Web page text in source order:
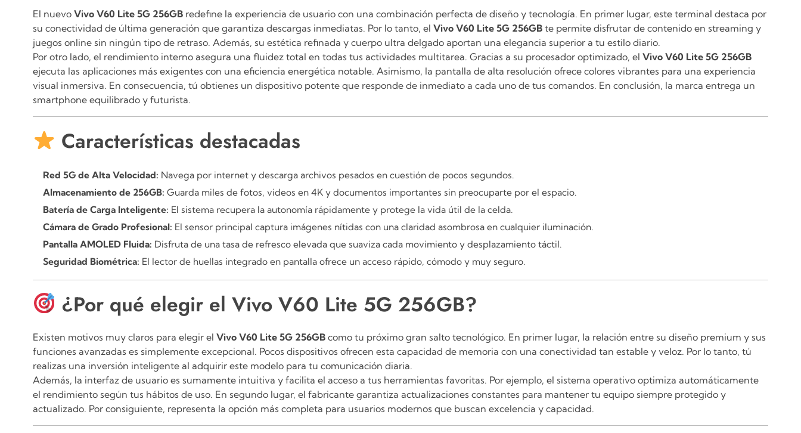
El nuevo Vivo V60 Lite 5G 256GB redefine la experiencia de usuario con una combinación perfecta de diseño y tecnología. En primer lugar, este terminal destaca por
su conectividad de última generación que garantiza descargas inmediatas. Por lo tanto, el Vivo V60 Lite 5G 256GB te permite disfrutar de contenido en streaming y
juegos online sin ningún tipo de retraso. Además, su estética refinada y cuerpo ultra delgado aportan una elegancia superior a tu estilo diario.
Por otro lado, el rendimiento interno asegura una fluidez total en todas tus actividades multitarea. Gracias a su procesador optimizado, el Vivo V60 Lite 5G 256GB
ejecuta las aplicaciones más exigentes con una eficiencia energética notable. Asimismo, la pantalla de alta resolución ofrece colores vibrantes para una experiencia
visual inmersiva. En consecuencia, tú obtienes un dispositivo potente que responde de inmediato a cada uno de tus comandos. En conclusión, la marca entrega un
smartphone equilibrado y futurista.
Características destacadas
Red 5G de Alta Velocidad: Navega por internet y descarga archivos pesados en cuestión de pocos segundos.
Almacenamiento de 256GB: Guarda miles de fotos, videos en 4K y documentos importantes sin preocuparte por el espacio.
Batería de Carga Inteligente: El sistema recupera la autonomía rápidamente y protege la vida útil de la celda.
Cámara de Grado Profesional: El sensor principal captura imágenes nítidas con una claridad asombrosa en cualquier iluminación.
Pantalla AMOLED Fluida: Disfruta de una tasa de refresco elevada que suaviza cada movimiento y desplazamiento táctil.
Seguridad Biométrica: El lector de huellas integrado en pantalla ofrece un acceso rápido, cómodo y muy seguro.
¿Por qué elegir el Vivo V60 Lite 5G 256GB?
Existen motivos muy claros para elegir el Vivo V60 Lite 5G 256GB como tu próximo gran salto tecnológico. En primer lugar, la relación entre su diseño premium y sus
funciones avanzadas es simplemente excepcional. Pocos dispositivos ofrecen esta capacidad de memoria con una conectividad tan estable y veloz. Por lo tanto, tú
realizas una inversión inteligente al adquirir este modelo para tu comunicación diaria.
Además, la interfaz de usuario es sumamente intuitiva y facilita el acceso a tus herramientas favoritas. Por ejemplo, el sistema operativo optimiza automáticamente
el rendimiento según tus hábitos de uso. En segundo lugar, el fabricante garantiza actualizaciones constantes para mantener tu equipo siempre protegido y
actualizado. Por consiguiente, representa la opción más completa para usuarios modernos que buscan excelencia y capacidad.